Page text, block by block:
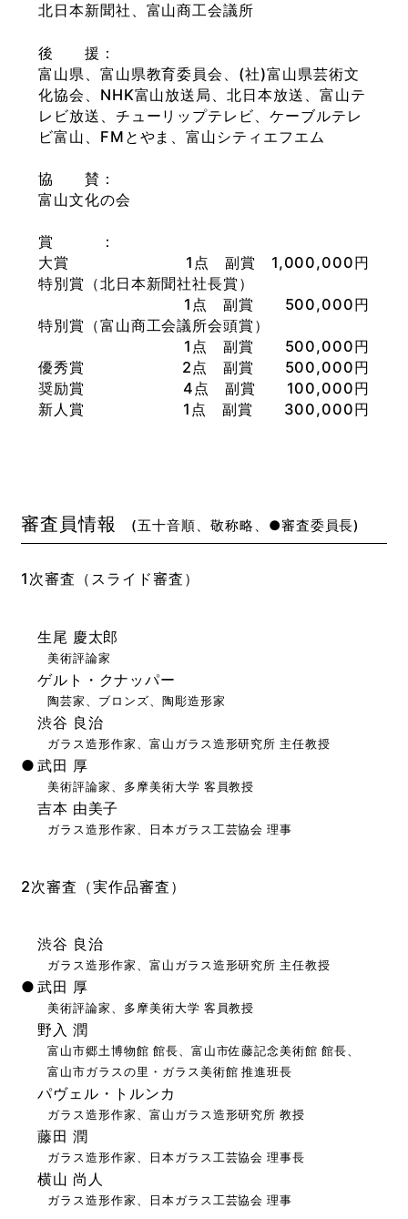
北日本新聞社、富山商工会議所
後 援
富山県、富山県教育委員会、(社)富山県芸術文
化協会、NHK富山放送局、北日本放送、富山テ
レビ放送、 チューリップテレビ、ケーブルテレ
ビ富山、FMとやま、富山シティエフエム
協 賛
富山文化の会
賞
大賞
1点 副賞 1,000,000円
特別賞（北日本新聞社社長賞）
1点 副賞 500,000円
特別賞（富山商工会議所会頭賞）
1点 副賞 500,000円
優秀賞
2点 副賞 500,000円
奨励賞
4点 副賞 100,000円
新人賞
1点 副賞 300,000円
審査員情報 (五十音順、敬称略、●審査委員長)
1次審査（スライド審査）
生尾 慶太郎
美術評論家
ゲルト・クナッパー
陶芸家、ブロンズ、陶彫造形家
渋谷 良治
ガラス造形作家、富山ガラス造形研究所 主任教授
武田 厚
美術評論家、多摩美術大学 客員教授
吉本 由美子
ガラス造形作家、日本ガラス工芸協会 理事
2次審査（実作品審査）
渋谷 良治
ガラス造形作家、富山ガラス造形研究所 主任教授
武田 厚
美術評論家、多摩美術大学 客員教授
野入 潤
富山市郷土博物館 館長、富山市佐藤記念美術館 館長、
富山市ガラスの里・ガラス美術館 推進班長
パヴェル・トルンカ
ガラス造形作家、富山ガラス造形研究所 教授
藤田 潤
ガラス造形作家、日本ガラス工芸協会 理事長
横山 尚人
ガラス造形作家、日本ガラス工芸協会 理事